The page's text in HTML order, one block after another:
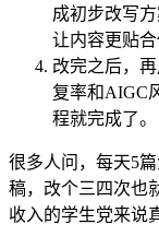
成初步改写
让内容更贴合
改完之后，
复率和AIGC
程就完成了。
很多人问，每天5
稿，改个三四次也
收入的学生党来说